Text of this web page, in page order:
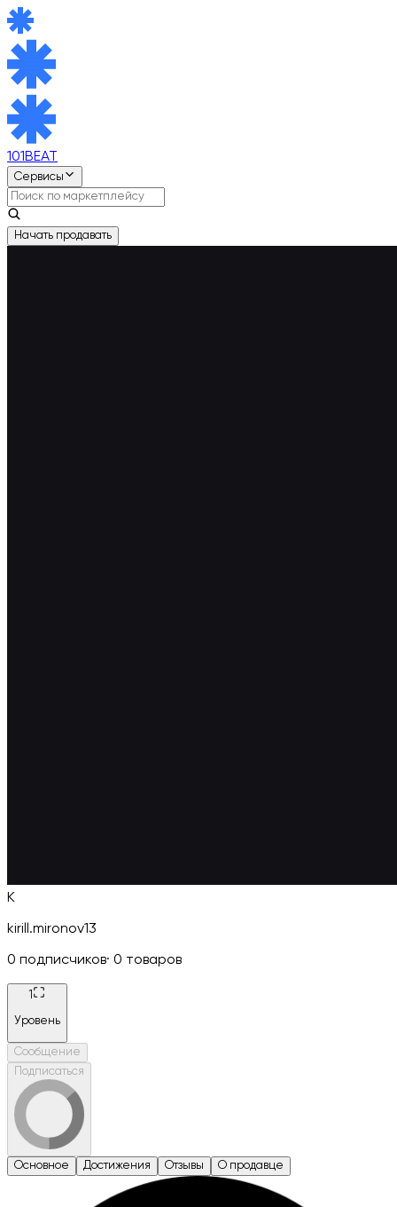
101BEAT
Сервисы
Начать продавать
K
kirill.mironov13
0 подписчиков· 0 товаров
1
Уровень
Сообщение
Подписаться
Основное Достижения Отзывы О продавце